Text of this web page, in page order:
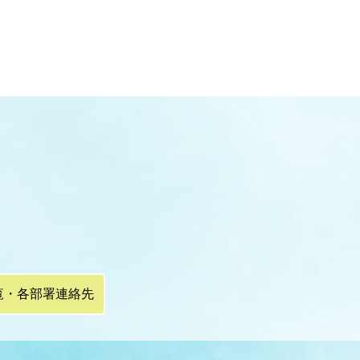
・各部署連絡先